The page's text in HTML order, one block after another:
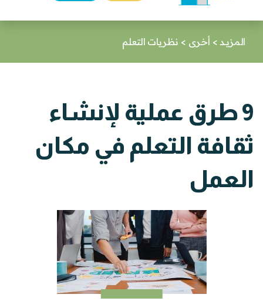
المزيـد > أخرى > نظريات التعلم
9 طرق عملية لإنشاء
ثقافة التعلم في مكان
العمل